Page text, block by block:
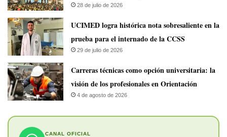
28 de julio de 2026
UCIMED logra histórica nota sobresaliente en la
prueba para el internado de la CCSS
29 de julio de 2026
Carreras técnicas como opción universitaria: la
visión de los profesionales en Orientación
4 de agosto de 2026
CANAL OFICIAL